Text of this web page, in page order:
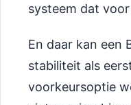
systeem dat
En daar kan een
stabiliteit als
voorkeursoptie